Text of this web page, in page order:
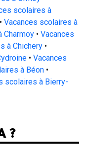
scolaires à
• Vacances scolaires à
Charmoy • Vacances
à Chichery •
• Vacances
à Béon •
scolaires à Bierry-
?